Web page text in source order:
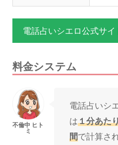
電話占いシエロ公式サイ
料金システム
電話占いシ
は１分あた
間で計算さ